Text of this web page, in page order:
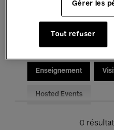
Musique électronique
Pour tous Kids’
Enseignement
Hosted Events
0
Gérer les
Tout refuser